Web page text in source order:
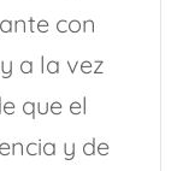
con
a la vez
que el
y de